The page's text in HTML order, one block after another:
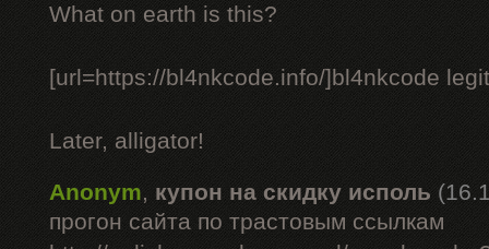
What on earth is this?
[url=https://bl4nkcode.info/]bl4nkcode
Later, alligator!
Anonym, купон на скидку исполь
прогон сайта по трастовым ссылкам